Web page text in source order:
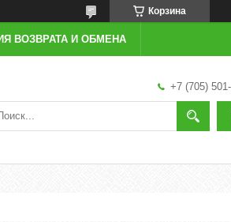
Корзина
ВОЗВРАТА И ОБМЕНА
+7 (705)